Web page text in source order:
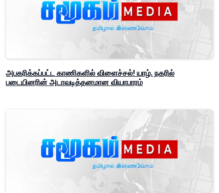
அபகரிக்கப்பட்ட காணிகளில் விளைச்சல்! யாழ். நகரில்
படையினரின் அடாவடித்தனமான வியாபாரம்